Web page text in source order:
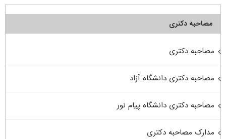
مصاحبه دکتری
مصاحبه دکتری
مصاحبه دکتری دانشگاه آزاد
مصاحبه دکتری دانشگاه پیام نور
مدارک مصاحبه دکتری